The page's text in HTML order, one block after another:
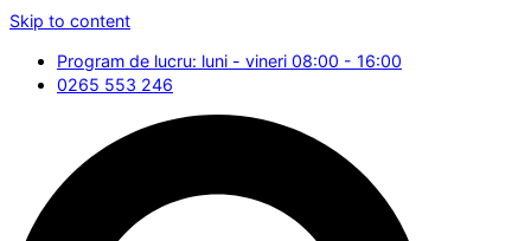
Skip to content
Program de lucru: luni - vineri 08:00 - 16:00
0265 553 246